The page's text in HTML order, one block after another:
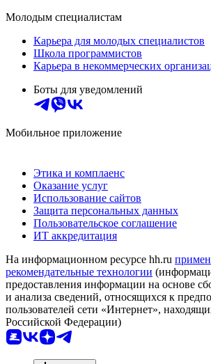
Молодым специалистам
Карьера для молодых специалистов
Школа программистов
Карьера в некоммерческих
Боты для уведомлений
Мобильное приложение
Этика и комплаенс
Оказание услуг
Использование сайтов
Защита персональных данных
Пользовательское соглашение
ИТ аккредитация
На информационном ресурсе hh.ru
рекомендательные технологии
предоставления информации на основе
и анализа сведений, относящихся к
пользователей сети «Интернет»,
Российской Федерации)